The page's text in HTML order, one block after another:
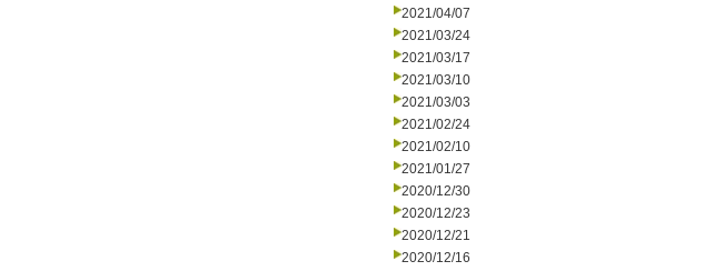
2021/04/07
2021/03/24
2021/03/17
2021/03/10
2021/03/03
2021/02/24
2021/02/10
2021/01/27
2020/12/30
2020/12/23
2020/12/21
2020/12/16